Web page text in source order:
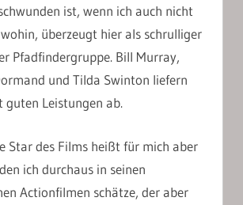
ist, wenn ich auch nicht
überzeugt hier als schrulliger
Pfadfindergruppe. Bill Murray,
und Tilda Swinton liefern
guten Leistungen ab.
Star des Films heißt für mich aber
ich durchaus in seinen
Actionfilmen schätze, der aber